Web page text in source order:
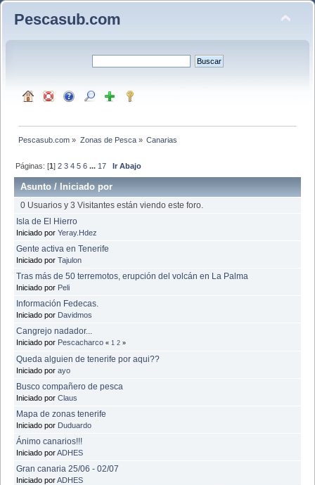
Pescasub.com
Pescasub.com » Zonas de Pesca» Canarias
Páginas: [1]2 3 4 5 6 ... 17 Ir Abajo
Asunto /Iniciado por
0 Usuarios y 3 Visitantes están viendo este foro.
Isla de El Hierro
Iniciado por Yeray.Hdez
Gente activa en Tenerife
Iniciado por Tajulon
Tras más de 50 terremotos, erupción del volcán en La Palma
Iniciado por Peli
Información Fedecas.
Iniciado por Davidmos
Cangrejo nadador...
Iniciado por Pescacharco « 1 2 »
Queda alguien de tenerife por aqui??
Iniciado por ayo
Busco compañero de pesca
Iniciado por Claus
Mapa de zonas tenerife
Iniciado por Duduardo
Ánimo canarios!!!
Iniciado porADHES
Gran canaria 25/06 - 02/07
Iniciado porADHES